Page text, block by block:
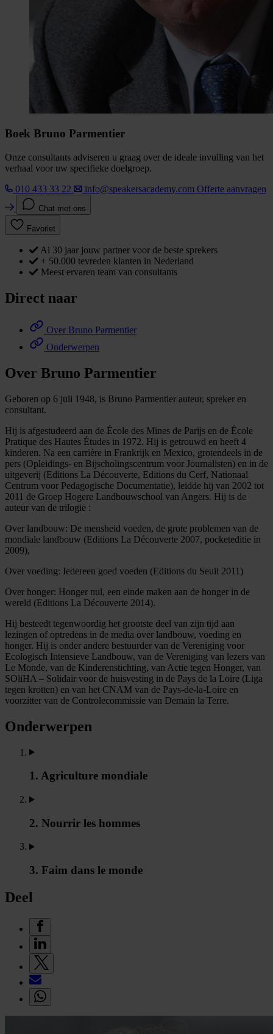
Boek Bruno Parmentier
Onze consultants adviseren u graag over de ideale invulling van het
verhaal voor uw specifieke doelgroep.
010 433 33 22
info@speakersacademy.com Offerte aanvragen
Chat met ons
Favoriet
Al 30 jaar jouw partner voor de beste sprekers
+ 50.000 tevreden klanten in Nederland
Meest ervaren team van consultants
Direct naar
Over Bruno Parmentier
Onderwerpen
Over Bruno Parmentier
Geboren op 6 juli 1948, is Bruno Parmentier auteur, spreker en
consultant.
Hij is afgestudeerd aan de École des Mines de Parijs en de École
Pratique des Hautes Études in 1972. Hij is getrouwd en heeft 4
kinderen. Na een carrière in Frankrijk en Mexico, grotendeels in de
pers (Opleidings- en Bijscholingscentrum voor Journalisten) en in de
uitgeverij (Editions La Découverte, Editions du Cerf, Nationaal
Centrum voor Pedagogische Documentatie), leidde hij van 2002 tot
2011 de Groep Hogere Landbouwschool van Angers. Hij is de
auteur van de trilogie :
Over landbouw: De mensheid voeden, de grote problemen van de
mondiale landbouw (Editions La Découverte 2007, pocketeditie in
2009),
Over voeding: Iedereen goed voeden (Editions du Seuil 2011)
Over honger: Honger nul, een einde maken aan de honger in de
wereld (Editions La Découverte 2014).
Hij besteedt tegenwoordig het grootste deel van zijn tijd aan
lezingen of optredens in de media over landbouw, voeding en
honger. Hij is onder andere bestuurder van de Vereniging voor
Ecologisch Intensieve Landbouw, van de Vereniging van lezers van
Le Monde, van de Kinderenstichting, van Actie tegen Honger, van
SOliHA – Solidair voor de huisvesting in de Pays de la Loire (Liga
tegen krotten) en van het CNAM van de Pays-de-la-Loire en
voorzitter van de Controlecommissie van Demain la Terre.
Onderwerpen
1. Agriculture mondiale
2. Nourrir les hommes
3. Faim dans le monde
Deel